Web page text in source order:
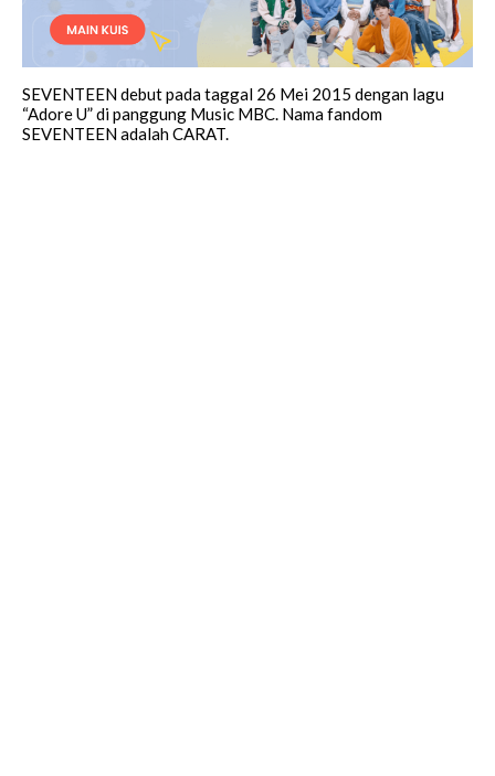
SEVENTEEN debut pada taggal 26 Mei 2015 dengan lagu
“Adore U” di panggung Music MBC. Nama fandom
SEVENTEEN adalah CARAT.